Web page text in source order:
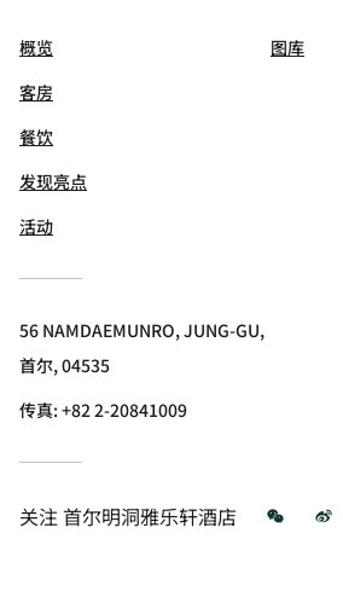
概览
客房
餐饮
发现亮点
活动
图库
56 NAMDAEMUNRO, JUNG-GU,
首尔, 04535
传真:+82 2-20841009
关注首尔明洞雅乐轩酒店 微信